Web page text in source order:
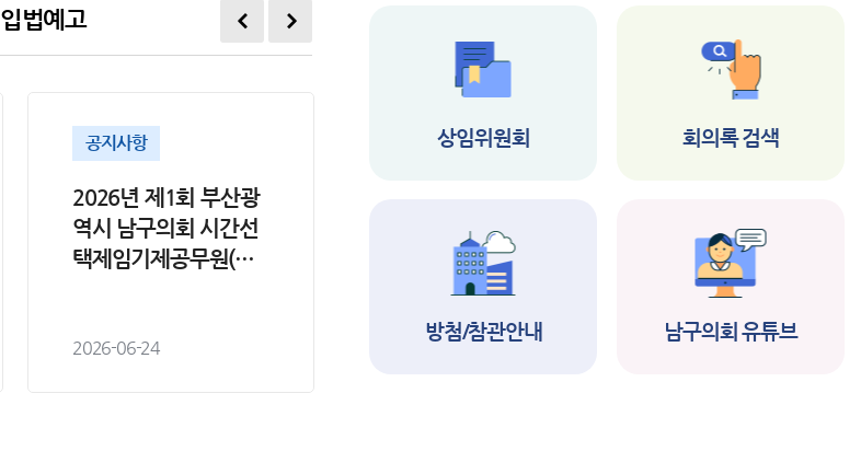
공지사항
2026년 제1회 부산광
역시 남구의회 시간선
택제임기제공무원(비
2026-06-24
공지사항
시회 집회 공고
2026-06-19
공지사항
역시 남구의회 시
택제임기제공무원
서) 임용시험 서류
합격자 및 면접시
2026-06-16
입법예고
상임위원회 회의록 검색
방첨/참관안내 남구의회 유튜브